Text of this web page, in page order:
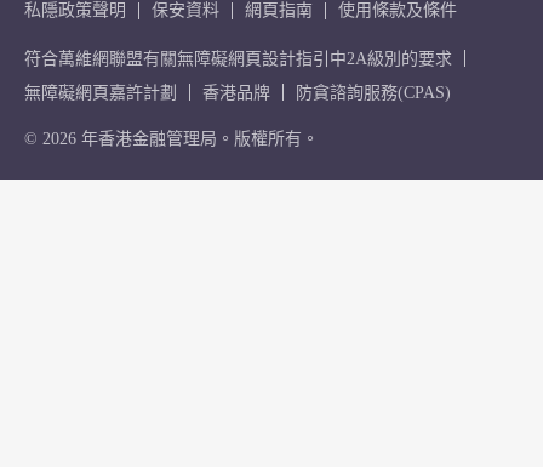
私隱政策聲明
保安資料 網頁指南 使用條款及條件
符合萬維網聯盟有關無障礙網頁設計指引中2A級別的要求
無障礙網頁嘉許計劃
香港品牌 防貪諮詢服務(CPAS)
© 2026 年香港金融管理局。版權所有。